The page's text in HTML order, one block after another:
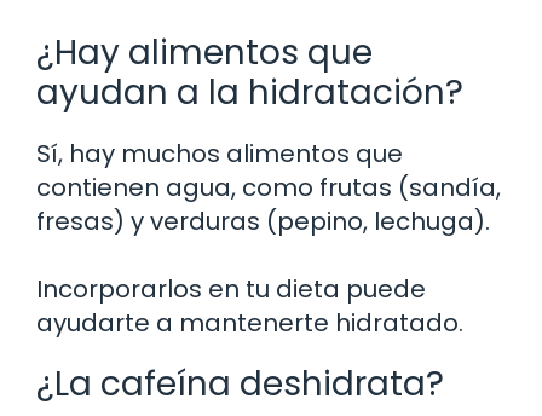
¿Hay alimentos que
ayudan a la hidratación?
Sí, hay muchos alimentos que
contienen agua, como frutas (sandía,
fresas) y verduras (pepino, lechuga).
Incorporarlos en tu dieta puede
ayudarte a mantenerte hidratado.
¿La cafeína deshidrata?